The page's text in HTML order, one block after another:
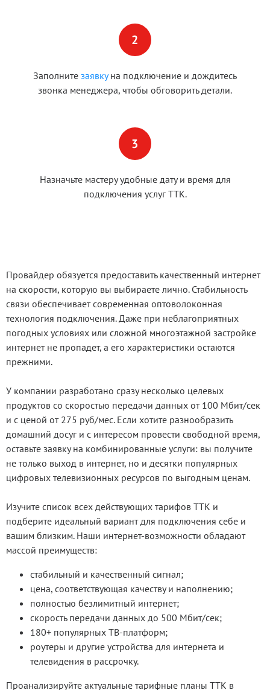
Заполните заявкуна подключение и дождитесь
звонка менеджера, чтобы обговорить детали.
Назначьте мастеру удобные дату и время для
подключения услуг ТТК.
Провайдер обязуется предоставить качественный интернет
на скорости, которую вы выбираете лично. Стабильность
связи обеспечивает современная оптоволоконная
технология подключения. Даже при неблагоприятных
погодных условиях или сложной многоэтажной застройке
интернет не пропадет, а его характеристики остаются
прежними.
У компании разработано сразу несколько целевых
продуктов со скоростью передачи данных от 100 Мбит/сек
и с ценой от 275 руб/мес. Если хотите разнообразить
домашний досуг и с интересом провести свободной время,
оставьте заявку на комбинированные услуги: вы получите
не только выход в интернет, но и десятки популярных
цифровых телевизионных ресурсов по выгодным ценам.
Изучите список всех действующих тарифов ТТК и
подберите идеальный вариант для подключения себе и
вашим близким. Наши интернет-возможности обладают
массой преимуществ:
стабильный и качественный сигнал;
цена, соответствующая качеству и наполнению;
полностью безлимитный интернет;
скорость передачи данных до 500 Мбит/сек;
180+ популярных ТВ-платформ;
роутеры и другие устройства для интернета и
телевидения в рассрочку.
Проанализируйте актуальные тарифные планы ТТК в